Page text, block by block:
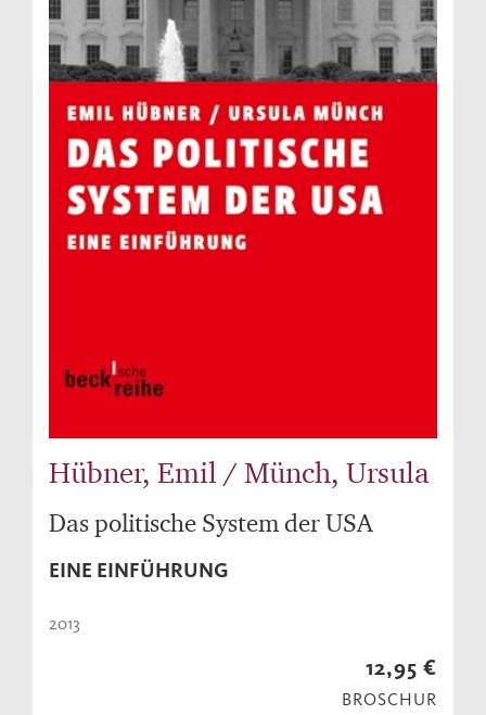
Hübner, Emil / Münch, Ursula
Das politische System der USA
EINE EINFÜHRUNG
2013
12,95 €
BROSCHUR